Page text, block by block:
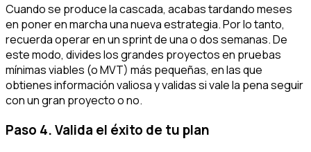
Cuando se produce la cascada, acabas tardando meses
en poner en marcha una nueva estrategia. Por lo tanto,
recuerda operar en un sprint de una o dos semanas. De
este modo, divides los grandes proyectos en pruebas
mínimas viables (o MVT) más pequeñas, en las que
obtienes información valiosa y validas si vale la pena seguir
con un gran proyecto o no.
Paso 4. Valida el éxito de tu plan